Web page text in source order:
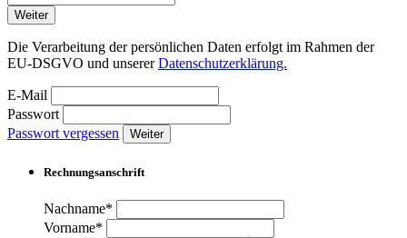
Weiter
Die Verarbeitung der persönlichen Daten erfolgt im Rahmen der
EU-DSGVO und unsererDatenschutzerklärung.
E-Mail
Passwort
Passwort vergessen
Weiter
Rechnungsanschrift
Nachname*
Vorname*